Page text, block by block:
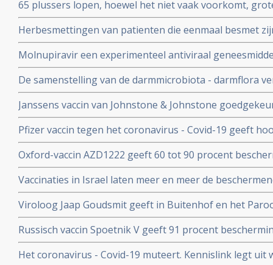
65 plussers lopen, hoewel het niet vaak voorkomt,
besmetting met het coronavirus - Covid-19 dan
Herbesmettingen van patienten die eenmaal besmet
- Covid-19 komen zelden voor blijkt uit nieuwe
Molnupiravir een experimenteel antiviraal
virussen, waaronder coronavirussen en specifiek
coronavirus verdwenen bij alle deelnemende patienten.
De samenstelling van de darmmicrobiota - darmflora
COVID-19, vooral de functies in het darmmicrobioom
immuunreacties beinvloeden de ernst van de ziekte
Janssens vaccin van Johnstone & Johnstone
vaccin tegen het coronavirus.
Pfizer vaccin tegen het coronavirus - Covid-19 geeft
met 90 procent effectiviteit, maar er zijn nog veel
Oxford-vaccin AZD1222 geeft 60 tot 90 procent
Covid-19 zegt producent Astrazeneca in een
Vaccinaties in Israel laten meer en meer de
een maand meer jongeren opgenomen dan ouderen in
Viroloog Jaap Goudsmit geeft in Buitenhof en het
snel van de maatregelen afkomen. Vaccineer alle 60
Russisch vaccin Spoetnik V geeft 91 procent
procent bescherming tegen ernstig ziek worden. Blijkt
tussenresultaten
Het coronavirus - Covid-19 muteert. Kennislink legt uit